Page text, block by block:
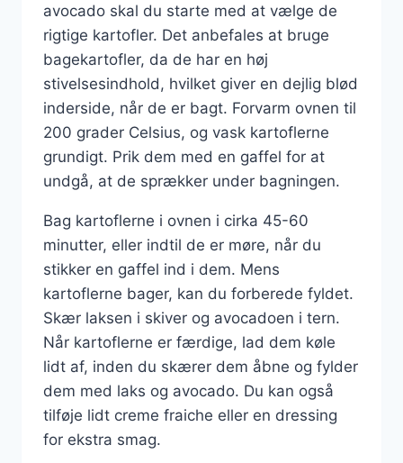
avocado skal du starte med at vælge de
rigtige kartofler. Det anbefales at bruge
bagekartofler, da de har en høj
stivelsesindhold, hvilket giver en dejlig blød
inderside, når de er bagt. Forvarm ovnen til
200 grader Celsius, og vask kartoflerne
grundigt. Prik dem med en gaffel for at
undgå, at de sprækker under bagningen.
Bag kartoflerne i ovnen i cirka 45-60
minutter, eller indtil de er møre, når du
stikker en gaffel ind i dem. Mens
kartoflerne bager, kan du forberede fyldet.
Skær laksen i skiver og avocadoen i tern.
Når kartoflerne er færdige, lad dem køle
lidt af, inden du skærer dem åbne og fylder
dem med laks og avocado. Du kan også
tilføje lidt creme fraiche eller en dressing
for ekstra smag.